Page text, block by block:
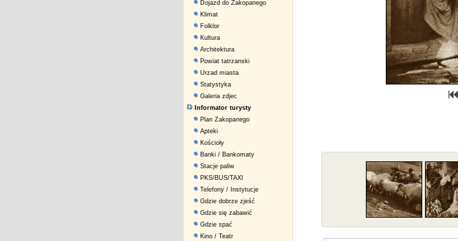
Dojazd do Zakopanego
Klimat
Folklor
Kultura
Architektura
Powiat tatrzanski
Urzad miasta
Statystyka
Galeria zdjec
Informator turysty
Plan Zakopanego
Apteki
Kościoły
Banki / Bankomaty
Stacje paliw
PKS/BUS/TAXI
Telefony / Instytucje
Gdzie dobrze zjeść
Gdzie się zabawić
Gdzie spać
Kino / Teatr